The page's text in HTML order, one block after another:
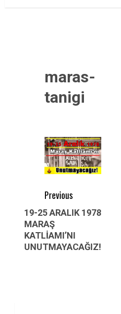
maras-
tanigi
Post
navigation
Previous
Previous
post:
19-25 ARALIK 1978
MARAŞ
KATLİAMI’NI
UNUTMAYACAĞIZ!